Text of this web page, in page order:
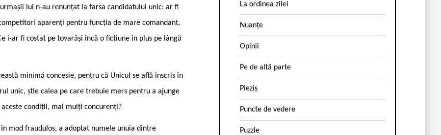
lui n-au renunțat la farsa candida­tului unic: ar fi
aparenți pentru funcția de mare comandant,
i-ar fi costat pe tovarăși încă o ficțiune în plus pe lângă
minimă concesie, pentru că Unicul se află înscris în
unic, știe calea pe care trebuie mers pentru a ajunge
condiții, mai mulți concurenți?
mod fraudulos, a adoptat numele unuia dintre
La ordinea zilei
Nuanțe
Opinii
Pe de altă parte
Pieziș
Puncte de vedere
Puzzle